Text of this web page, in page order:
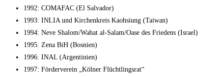
1992: COMAFAC (El Salvador)
1993: INLIA und Kirchenkreis Kaohsiung (Taiwan)
1994: Neve Shalom/Wahat al-Salam/Oase des Friedens (Israel)
1995: Zena BiH (Bosnien)
1996: INAL (Argentinien)
1997: Förderverein „Kölner Flüchtlingsrat“